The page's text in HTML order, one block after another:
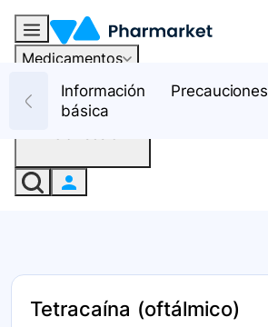
Medicamentos
RecursosInformación
básica
Precauciones
Tetracaína (oftálmico)